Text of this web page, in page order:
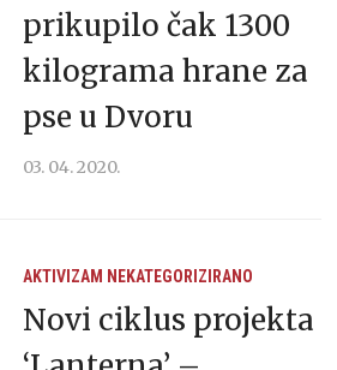
prikupilo čak 1300
kilograma hrane za
pse u Dvoru
03. 04. 2020.
AKTIVIZAM NEKATEGORIZIRANO
Novi ciklus projekta